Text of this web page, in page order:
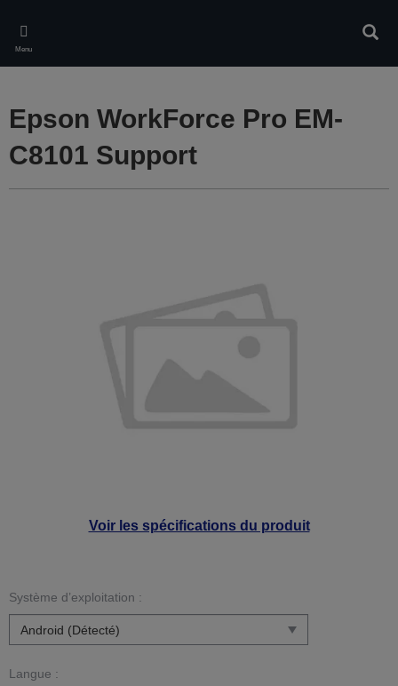
main
content
Menu
Voir les spécifications du produit
Epson WorkForce Pro EM-
C8101 Support
Système d’exploitation :
Langue :